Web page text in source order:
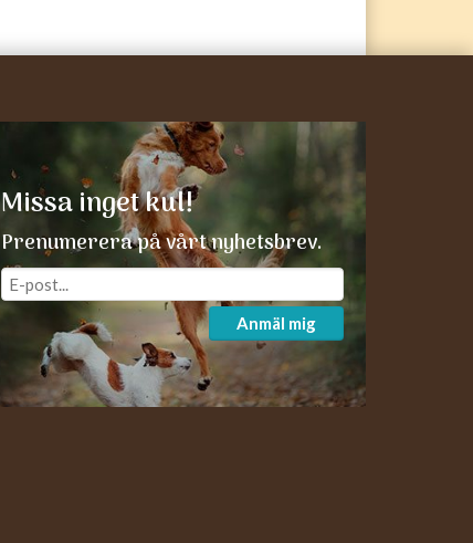
Missa inget kul!
Prenumerera på vårt nyhetsbrev.
Anmäl mig